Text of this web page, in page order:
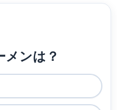
メンは？